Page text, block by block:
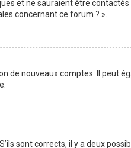
et ne sauraient être
concernant ce forum ? ».
de nouveaux comptes. Il peut
sont corrects, il y a deux